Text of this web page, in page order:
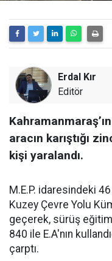
Erdal Kır
Editör
aracın karıştığı
kişi yaralandı.
M.E.P. idaresindeki
Kuzey Çevre Yolu
geçerek, sürüş
840 ile E.A'nın
çarptı.